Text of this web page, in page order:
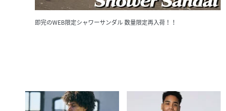
即完のWEB限定シャワーサンダル 数量限定再入荷！！